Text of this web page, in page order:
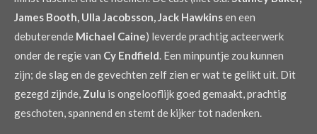
James Booth, Ulla Jacobsson, Jack Hawkinsen een
debuterende Michael Caine) leverde prachtig acteerwerk
onder de regie van Cy Endfield. Een minpuntje zou kunnen
zijn; de slag en de gevechten zelf zien er wat te gelikt uit. Dit
gezegd zijnde, Zulu is ongelooflijk goed gemaakt, prachtig
geschoten, spannend en stemt de kijker tot nadenken.